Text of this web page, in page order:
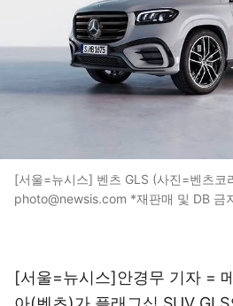
[서울=뉴시스] 벤츠 GLS (사진=벤츠코
photo@newsis.com *재판매 및 DB 금
[서울=뉴시스]안경무 기자 =